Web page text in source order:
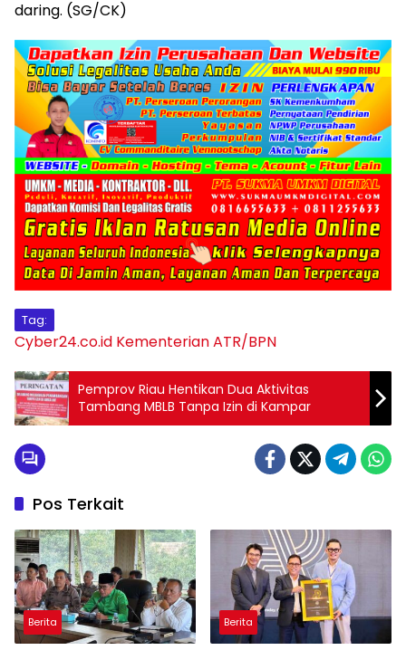
daring. (SG/CK)
Tag:
Cyber24.co.id Kementerian ATR/BPN
Pemprov Riau Hentikan Dua Aktivitas
Tambang MBLB Tanpa Izin di Kampar
Pos Terkait
Berita Berita